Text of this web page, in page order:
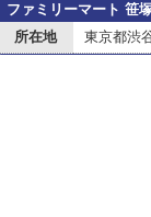
ファミリーマート 笹
所在地
東京都渋